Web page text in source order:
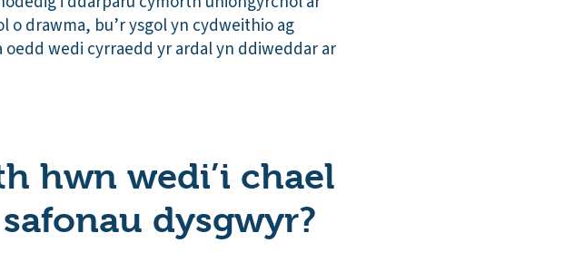
o drawma, bu’r ysgol yn cydweithio ag
wedi cyrraedd yr ardal yn ddiweddar ar
hwn wedi’i chael
dysgwyr?